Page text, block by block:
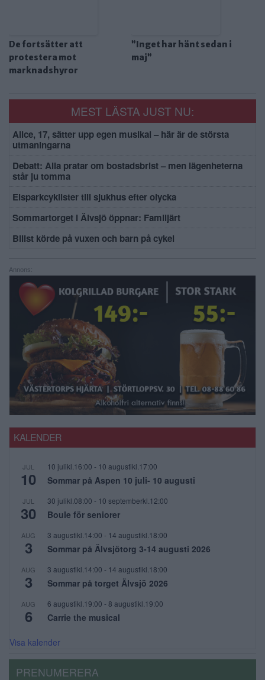
De fortsätter att
protestera mot
marknadshyror
”Inget har hänt sedan i
maj”
MEST LÄSTA JUST NU:
Alice, 17, sätter upp egen musikal – här är de största
utmaningarna
Debatt: Alla pratar om bostadsbrist – men lägenheterna
står ju tomma
Elsparkcyklister till sjukhus efter olycka
Sommartorget i Älvsjö öppnar: Familjärt
Bilist körde på vuxen och barn på cykel
Annons:
KALENDER
JUL
10
10 julikl.16:00 - 10 augustikl.17:00
Sommar på Aspen 10 juli- 10 augusti
JUL
30
30 julikl.08:00 - 10 septemberkl.12:00
Boule för seniorer
AUG
3
3 augustikl.14:00 - 14 augustikl.18:00
Sommar på Älvsjötorg 3-14 augusti 2026
AUG
3
3 augustikl.14:00 - 14 augustikl.18:00
Sommar på torget Älvsjö 2026
AUG
6
6 augustikl.19:00 - 8 augustikl.19:00
Carrie the musical
Visa kalender
PRENUMERERA